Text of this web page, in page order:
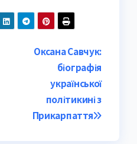
Оксана Савчук:
біографія
української
політикині з
Прикарпаття